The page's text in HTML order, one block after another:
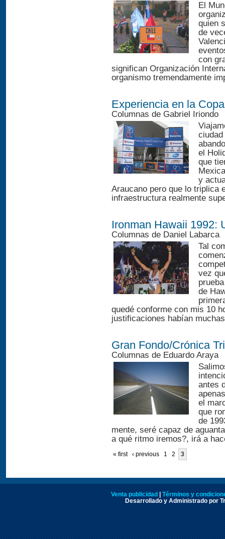
El
quien
de
con
significan Organización
organismo tremendamente
Experiencia en la
Columnas de Gabriel Iriondo
el
que
y
Araucano pero que lo triplica
infraestructura realmente
Ironman Hawaii 1992:
Columnas de Daniel Labarca
Tal
vez
de
quedé conforme con mis 10
justificaciones habían
Gran Fondo/Crónica
Columnas de Eduardo Araya
antes
el
que
de
mente, seré capaz de
a qué ritmo iremos?, irá a
« first ‹ previous 1 2 3
Venta publicidad
Términos y
Desarrollado y Administrado por